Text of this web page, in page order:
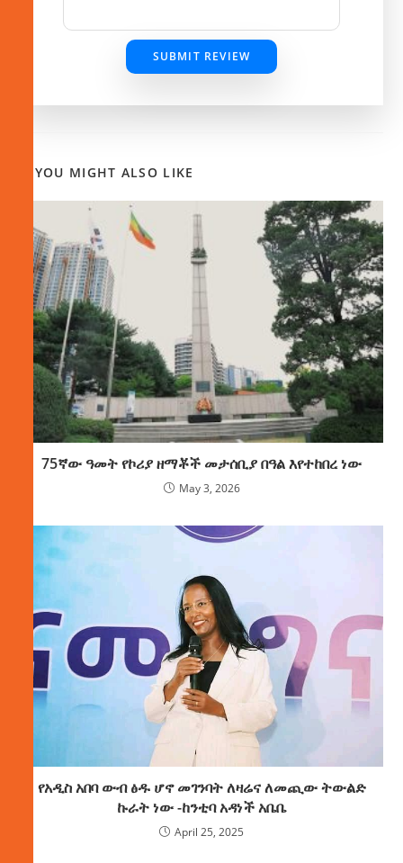
SUBMIT REVIEW
YOU MIGHT ALSO LIKE
75ኛው ዓመት የኮሪያ ዘማቾች መታሰቢያ በዓል እየተከበረ ነው
May 3, 2026
የአዲስ አበባ ውብ ፅዱ ሆኖ መገንባት ለዛሬና ለመጪው ትውልድ
ኩራት ነው -ከንቲባ አዳነች አቤቤ
April 25, 2025